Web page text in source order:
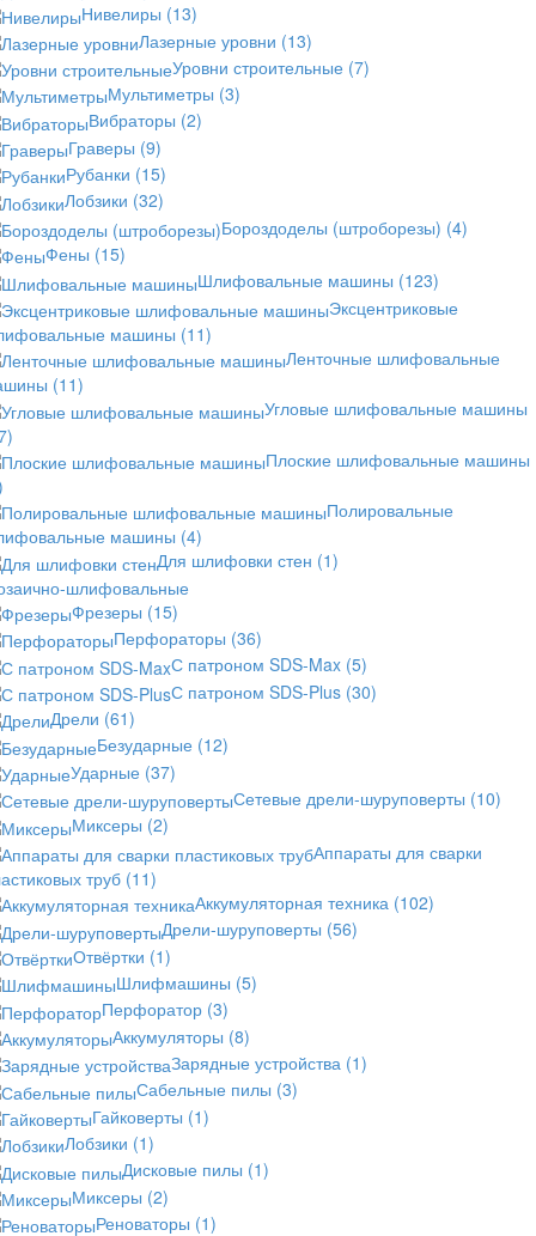
Нивелиры (13)
Лазерные уровни (13)
Уровни строительные (7)
Мультиметры (3)
Вибраторы (2)
Граверы (9)
Рубанки (15)
Лобзики (32)
Бороздоделы (штроборезы) (4)
Фены (15)
Шлифовальные машины (123)
Эксцентриковые
машины (11)
Ленточные шлифовальные
(11)
Угловые шлифовальные машины
Плоские шлифовальные машины
Полировальные
машины (4)
Для шлифовки стен (1)
шлифовальные
Фрезеры (15)
Перфораторы (36)
С патроном SDS-Max (5)
С патроном SDS-Plus (30)
Дрели (61)
Безударные (12)
Ударные (37)
Сетевые дрели-шуруповерты (10)
Миксеры (2)
Аппараты для сварки
труб (11)
Аккумуляторная техника (102)
Дрели-шуруповерты (56)
Отвёртки (1)
Шлифмашины (5)
Перфоратор (3)
Аккумуляторы (8)
Зарядные устройства (1)
Сабельные пилы (3)
Гайковерты (1)
Лобзики (1)
Дисковые пилы (1)
Миксеры (2)
Реноваторы (1)